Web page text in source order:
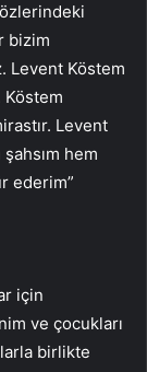
bizim
Levent Köstem
Köstem
Levent
hem
ederim”
için
ve çocukları
birlikte